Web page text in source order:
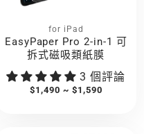
for iPad
EasyPaper Pro 2-in-1 可
拆式磁吸類紙膜
3 個評論
$1,490 ~ $1,590